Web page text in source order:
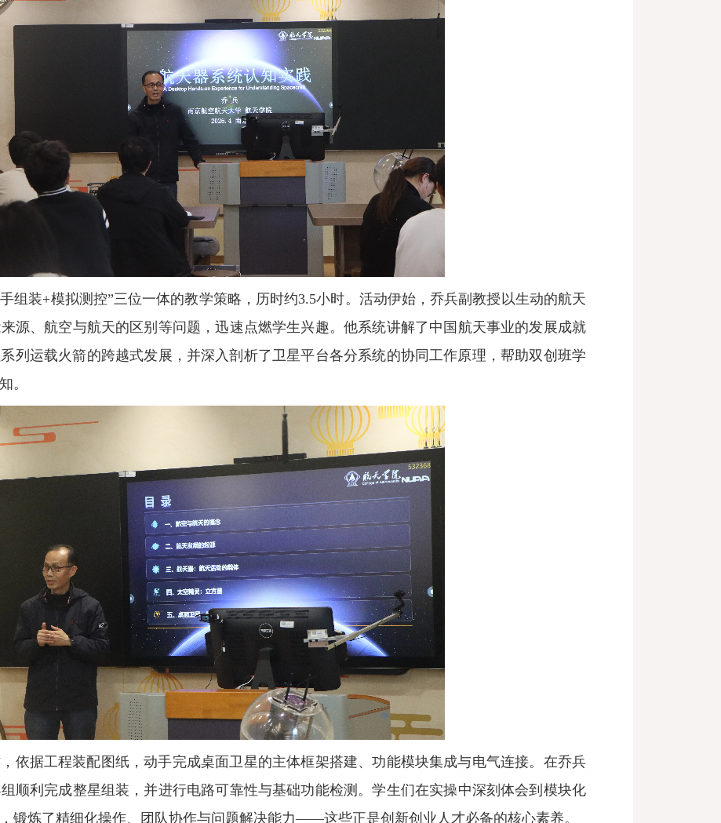
组装+模拟测控”三位一体的教学策略，历时约3.5小时。活动伊始，乔兵副教授以生动的航天
源、航空与航天的区别等问题，迅速点燃学生兴趣。他系统讲解了中国航天事业的发展成就
运载火箭的跨越式发展，并深入剖析了卫星平台各分系统的协同工作原理，帮助双创班学
。
依据工程装配图纸，动手完成桌面卫星的主体框架搭建、功能模块集成与电气连接。在乔兵
顺利完成整星组装，并进行电路可靠性与基础功能检测。学生们在实操中深刻体会到模块化
锻炼了精细化操作、团队协作与问题解决能力——这些正是创新创业人才必备的核心素养。